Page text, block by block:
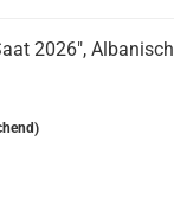
2026", Albanisch